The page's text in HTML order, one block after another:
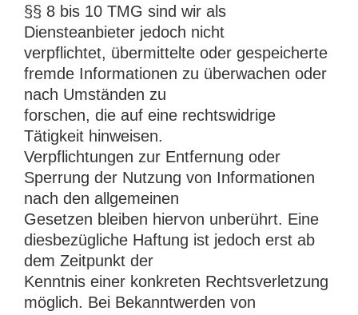
§§ 8 bis 10 TMG sind wir als
Diensteanbieter jedoch nicht
verpflichtet, übermittelte oder gespeicherte
fremde Informationen zu überwachen oder
nach Umständen zu
forschen, die auf eine rechtswidrige
Tätigkeit hinweisen.
Verpflichtungen zur Entfernung oder
Sperrung der Nutzung von Informationen
nach den allgemeinen
Gesetzen bleiben hiervon unberührt. Eine
diesbezügliche Haftung ist jedoch erst ab
dem Zeitpunkt der
Kenntnis einer konkreten Rechtsverletzung
möglich. Bei Bekanntwerden von